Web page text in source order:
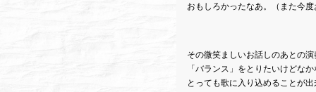
おもしろかったなあ。（また今
その微笑ましいお話しのあとの
「バランス」をとりたいけどな
とっても歌に入り込めることが